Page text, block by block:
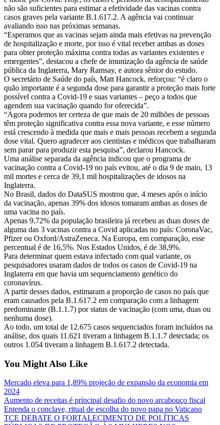
não são suficientes para estimar a efetividade das vacinas contra
casos graves pela variante B.1.617.2. A agência vai continuar
avaliando isso nas próximas semanas.
“Esperamos que as vacinas sejam ainda mais efetivas na prevenção
de hospitalização e morte, por isso é vital receber ambas as doses
para obter proteção máxima contra todas as variantes existentes e
emergentes”, destacou a chefe de imunização da agência de saúde
pública da Inglaterra, Mary Ramsay, e autora sênior do estudo.
O secretário de Saúde do país, Matt Hancock, reforçou: “é claro o
quão importante é a segunda dose para garantir a proteção mais forte
possível contra a Covid-19 e suas variantes – peço a todos que
agendem sua vacinação quando for oferecida”.
“Agora podemos ter certeza de que mais de 20 milhões de pessoas
têm proteção significativa contra essa nova variante, e esse número
está crescendo à medida que mais e mais pessoas recebem a segunda
dose vital. Quero agradecer aos cientistas e médicos que trabalharam
sem parar para produzir esta pesquisa”, declarou Hancock.
Uma análise separada da agência indicou que o programa de
vacinação contra a Covid-19 no país evitou, até o dia 9 de maio, 13
mil mortes e cerca de 39,1 mil hospitalizações de idosos na
Inglaterra.
No Brasil, dados do DataSUS mostrou que, 4 meses após o início
da vacinação, apenas 39% dos idosos tomaram ambas as doses de
uma vacina no país.
Apenas 9,72% da população brasileira já recebeu as duas doses de
alguma das 3 vacinas contra a Covid aplicadas no país: CoronaVac,
Pfizer ou Oxford/AstraZeneca. Na Europa, em comparação, esse
percentual é de 16,5%. Nos Estados Unidos, é de 38,9%.
Para determinar quem estava infectado com qual variante, os
pesquisadores usaram dados de todos os casos de Covid-19 na
Inglaterra em que havia um sequenciamento genético do
coronavírus.
A partir desses dados, estimaram a proporção de casos no país que
eram causados pela B.1.617.2 em comparação com a linhagem
predominante (B.1.1.7) por status de vacinação (com uma, duas ou
nenhuma dose).
Ao todo, um total de 12.675 casos sequenciados foram incluídos na
análise, dos quais 11.621 tiveram a linhagem B.1.1.7 detectada; os
outros 1.054 tiveram a linhagem B.1.617.2 detectada.
You Might Also Like
Mercado eleva para 1,89% projeção de expansão da economia em
2024
Aumento de receitas é principal desafio do novo arcabouço fiscal
Entenda o conclave, ritual de escolha do novo papa no Vaticano
TCE DEBATE O FORTALECIMENTO DE POLÍTICAS